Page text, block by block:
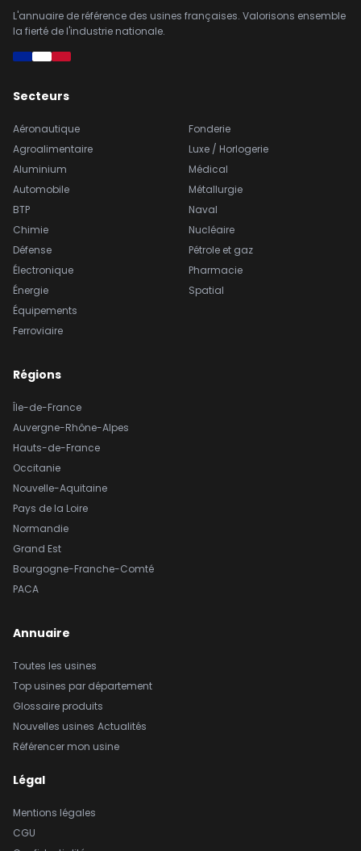
L'annuaire de référence des usines françaises. Valorisons ensemble
la fierté de l'industrie nationale.
Secteurs
Aéronautique
Agroalimentaire
Aluminium
Automobile
BTP
Chimie
Défense
Électronique
Énergie
Équipements
Ferroviaire
Fonderie
Luxe / Horlogerie
Médical
Métallurgie
Naval
Nucléaire
Pétrole et gaz
Pharmacie
Spatial
Régions
Île-de-France
Auvergne-Rhône-Alpes
Hauts-de-France
Occitanie
Nouvelle-Aquitaine
Pays de la Loire
Normandie
Grand Est
Bourgogne-Franche-Comté
PACA
Annuaire
Toutes les usines
Top usines par département
Glossaire produits
Nouvelles usines Actualités
Référencer mon usine
Légal
Mentions légales
CGU